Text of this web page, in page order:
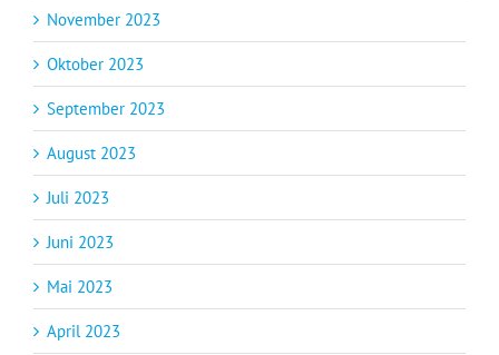
November 2023
Oktober 2023
September 2023
August 2023
Juli 2023
Juni 2023
Mai 2023
April 2023